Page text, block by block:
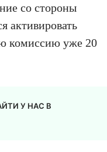
со стороны
активировать
комиссию уже 20
У НАС В